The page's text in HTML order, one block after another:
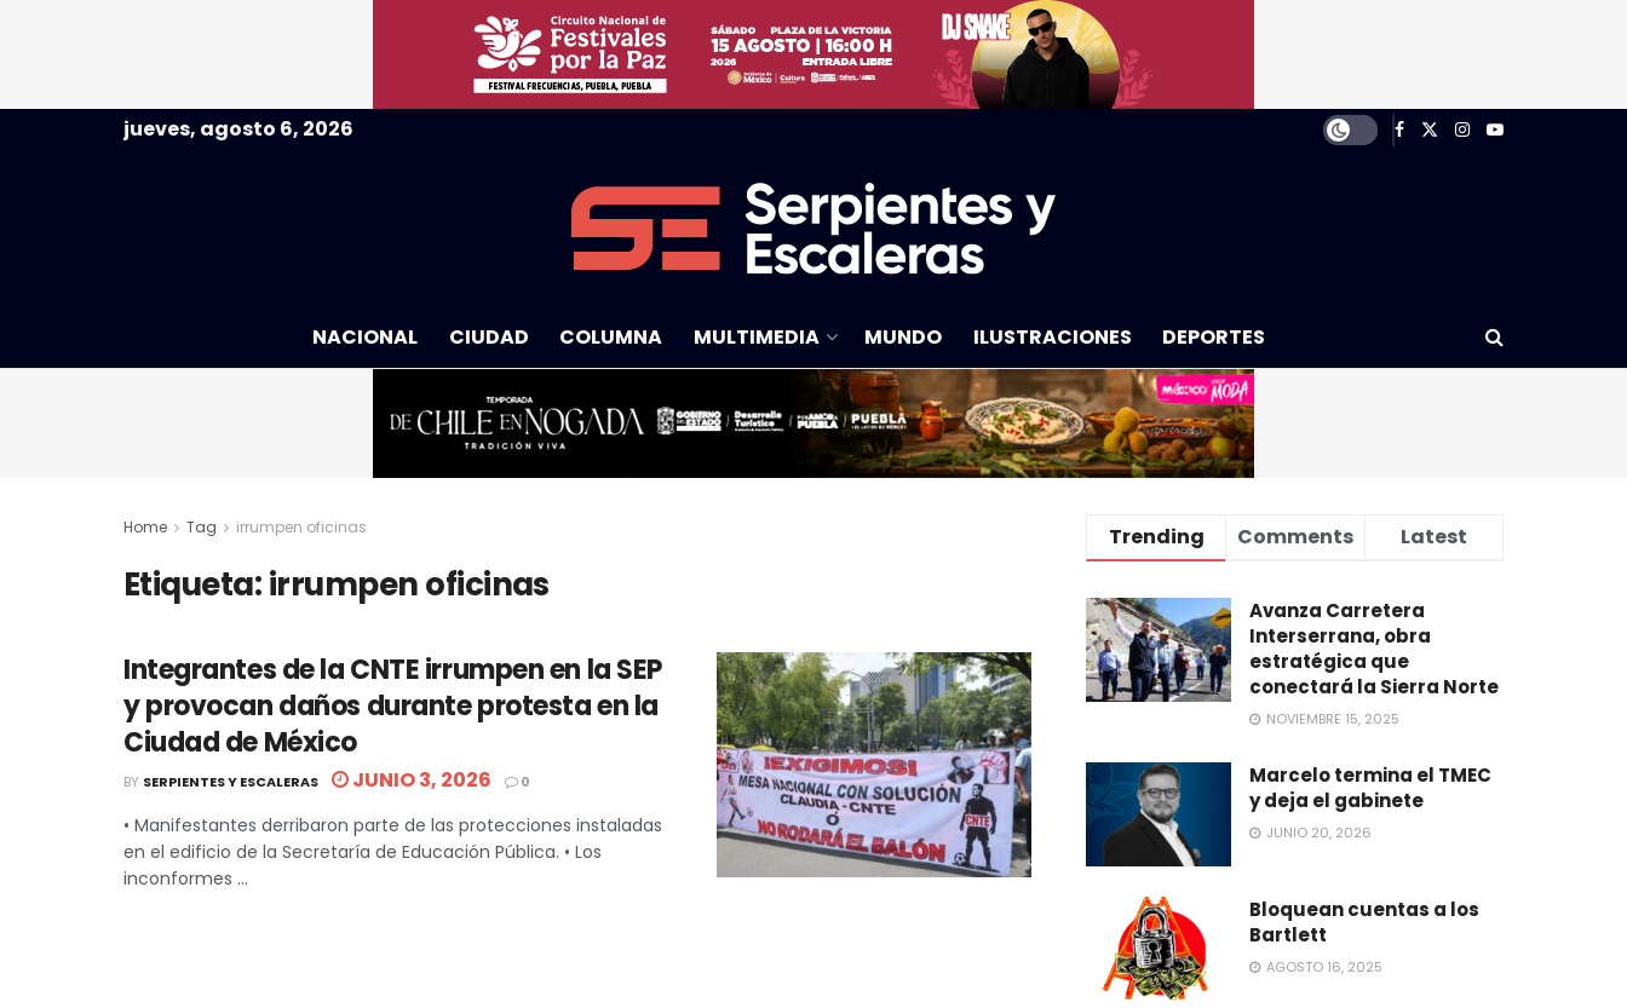
jueves, agosto 6, 2026
NACIONAL CIUDAD COLUMNA MULTIMEDIA MUNDO ILUSTRACIONES DEPORTES
Home Tag irrumpen oficinas
Etiqueta:irrumpen oficinas
Integrantes de la CNTE irrumpen en la SEP
y provocan daños durante protesta en la
Ciudad de México
BY SERPIENTES Y ESCALERAS JUNIO 3, 2026 0
• Manifestantes derribaron parte de las protecciones instaladas
en el edificio de la Secretaría de Educación Pública. • Los
inconformes ...
Trending Comments Latest
Avanza Carretera
Interserrana, obra
estratégica que
conectará la Sierra Norte
NOVIEMBRE 15, 2025
Marcelo termina el TMEC
y deja el gabinete
JUNIO 20, 2026
Bloquean cuentas a los
Bartlett
AGOSTO 16, 2025